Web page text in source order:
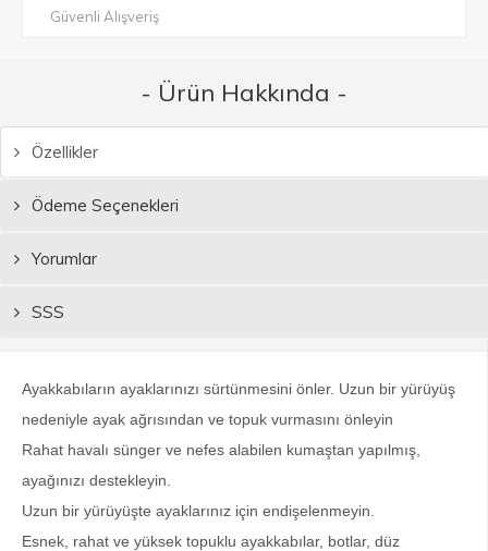
Güvenli Alışveriş
- Ürün Hakkında -
Özellikler
Ödeme Seçenekleri
Yorumlar
SSS
Ayakkabıların ayaklarınızı sürtünmesini önler. Uzun bir yürüyüş
nedeniyle ayak ağrısından ve topuk vurmasını önleyin
Rahat havalı sünger ve nefes alabilen kumaştan yapılmış,
ayağınızı destekleyin.
Uzun bir yürüyüşte ayaklarınız için endişelenmeyin.
Esnek, rahat ve yüksek topuklu ayakkabılar, botlar, düz